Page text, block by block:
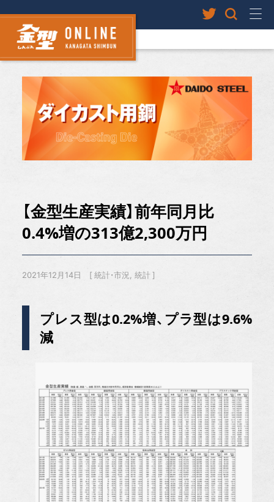
【金型生産実績】前年同月比
0.4%増の313億2,300万円
2021年12月14日 統計・市況 統計
プレス型は0.2%増、プラ型は9.6%
減